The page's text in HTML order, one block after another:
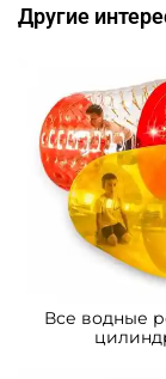
м
Предзаказ